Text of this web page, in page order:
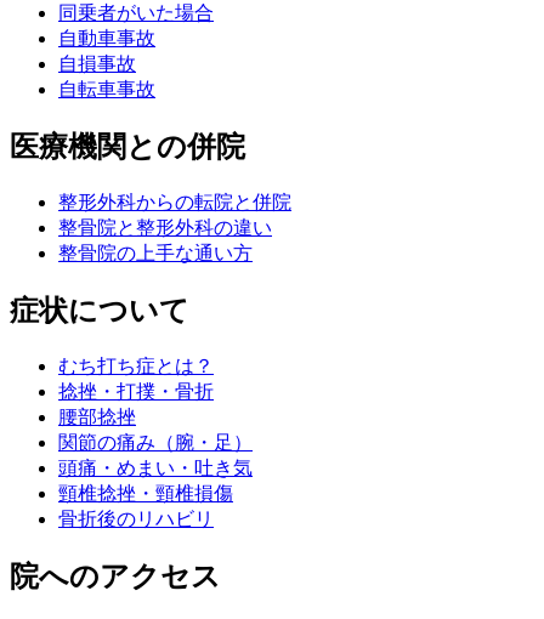
同乗者がいた場合
自動車事故
自損事故
自転車事故
医療機関との併院
整形外科からの転院と併院
整骨院と整形外科の違い
整骨院の上手な通い方
症状について
むち打ち症とは？
捻挫・打撲・骨折
腰部捻挫
関節の痛み（腕・足）
頭痛・めまい・吐き気
頸椎捻挫・頸椎損傷
骨折後のリハビリ
院へのアクセス